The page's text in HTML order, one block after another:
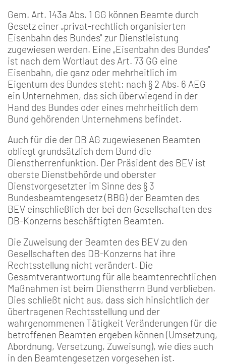
Gem. Art. 143a Abs. 1 GG können Beamte durch
Gesetz einer „privat-rechtlich organisierten
Eisenbahn des Bundes" zur Dienstleistung
zugewiesen werden. Eine „Eisenbahn des Bundes"
ist nach dem Wortlaut des Art. 73 GG eine
Eisenbahn, die ganz oder mehrheitlich im
Eigentum des Bundes steht; nach § 2 Abs. 6 AEG
ein Unternehmen, das sich überwiegend in der
Hand des Bundes oder eines mehrheitlich dem
Bund gehörenden Unternehmens befindet.
Auch für die der DB AG zugewiesenen Beamten
obliegt grundsätzlich dem Bund die
Dienstherrenfunktion. Der Präsident des BEV ist
oberste Dienstbehörde und oberster
Dienstvorgesetzter im Sinne des § 3
Bundesbeamtengesetz (BBG) der Beamten des
BEV einschließlich der bei den Gesellschaften des
DB-Konzerns beschäftigten Beamten.
Die Zuweisung der Beamten des BEV zu den
Gesellschaften des DB-Konzerns hat ihre
Rechtsstellung nicht verändert. Die
Gesamtverantwortung für alle beamtenrechtlichen
Maßnahmen ist beim Dienstherrn Bund verblieben.
Dies schließt nicht aus, dass sich hinsichtlich der
übertragenen Rechtsstellung und der
wahrgenommenen Tätigkeit Veränderungen für die
betroffenen Beamten ergeben können (Umsetzung,
Abordnung, Versetzung, Zuweisung), wie dies auch
in den Beamtengesetzen vorgesehen ist.